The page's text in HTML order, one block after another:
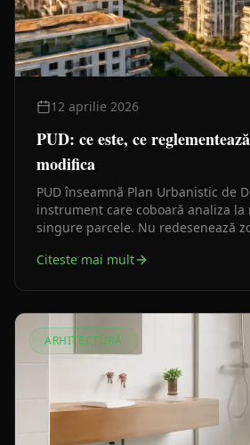
12 aprilie 2026
PUD: ce este, ce
modifica
PUD înseamnă Plan Urbanistic de
instrument care coboară analiza la
singure parcele. Nu redesenează
superior.
Citeste mai mult
ARHITECTURĂ